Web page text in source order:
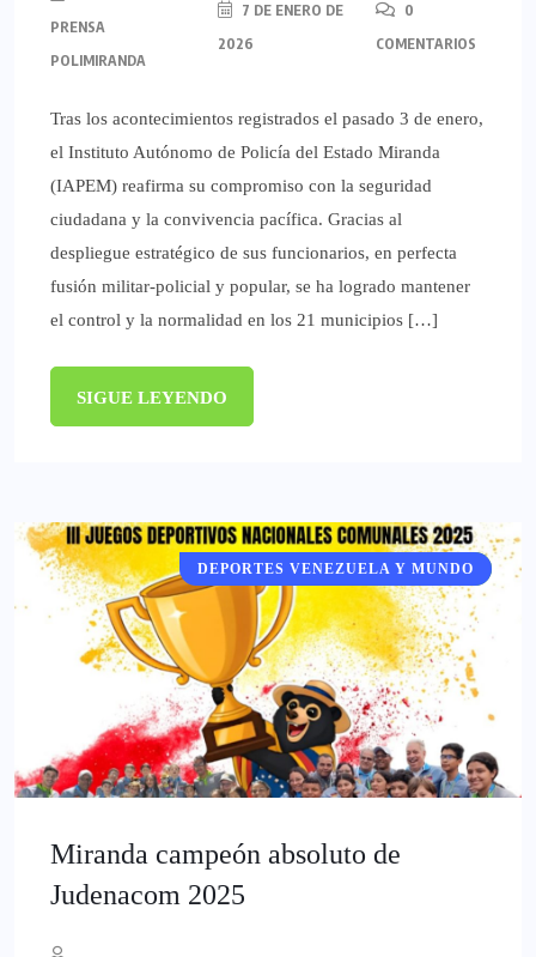
PRENSA
POLIMIRANDA
7 DE ENERO DE
2026
0
COMENTARIOS
Tras los acontecimientos registrados el pasado 3 de enero,
el Instituto Autónomo de Policía del Estado Miranda
(IAPEM) reafirma su compromiso con la seguridad
ciudadana y la convivencia pacífica. Gracias al
despliegue estratégico de sus funcionarios, en perfecta
fusión militar-policial y popular, se ha logrado mantener
el control y la normalidad en los 21 municipios […]
SIGUE LEYENDO
DEPORTES
DEPORTES VENEZUELA Y MUNDO
Miranda campeón absoluto de
Judenacom 2025